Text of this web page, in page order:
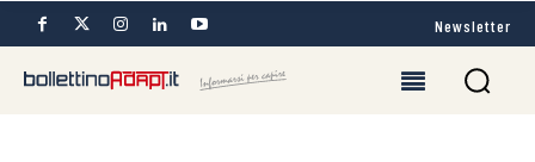
Newsletter